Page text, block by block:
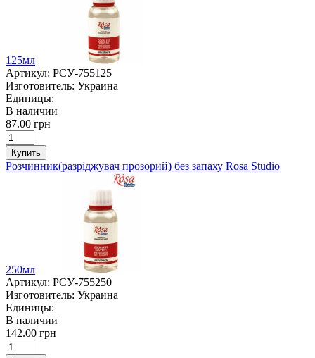
125мл
Артикул: РСУ-755125
Изготовитель: Украина
Единицы:
В наличии
87.00 грн
Купить
Розчинник(разріджувач прозорий) без запаху Rosa Studio
250мл
Артикул: РСУ-755250
Изготовитель: Украина
Единицы:
В наличии
142.00 грн